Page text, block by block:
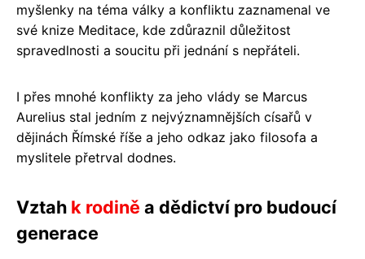
myšlenky na téma války a konfliktu zaznamenal ve
své knize Meditace, kde zdůraznil důležitost
spravedlnosti a soucitu při jednání s nepřáteli.
I přes mnohé konflikty za jeho vlády se Marcus
Aurelius stal jedním z nejvýznamnějších císařů v
dějinách Římské říše a jeho odkaz jako filosofa a
myslitele přetrval dodnes.
Vztah k rodině a dědictví pro budoucí
generace